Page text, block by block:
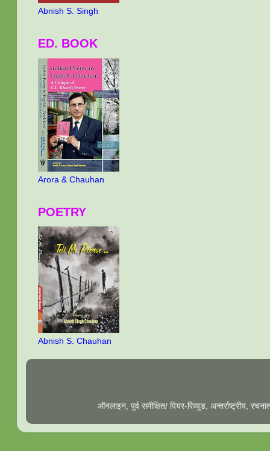
Abnish S. Singh
ED. BOOK
Arora & Chauhan
POETRY
Abnish S. Chauhan
ऑनलाइन, पूर्व समीक्षित/ पियर-रिव्यूड, अन्तर्राष्ट्रीय,